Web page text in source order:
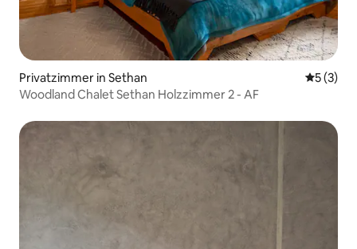
Privatzimmer in Sethan
5 (3)
Woodland Chalet Sethan Holzzimmer 2 - AF